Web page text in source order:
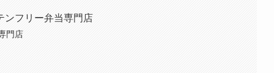
ンフリー弁当専門店
門店